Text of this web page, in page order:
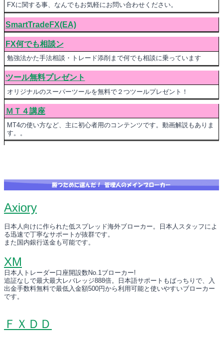
FXに関する事、なんでもお気軽にお問い合わせください。
SmartTradeFX(EA)
FX何でも相談ン
勉強法かた手法相談・トレード添削まで何でも相談に乗っています
ツール無料プレゼント
オリジナルのスーパーツールを無料で２つツールプレゼント！
ＭＴ４講座
MT4の使い方など、主に初心者用のコンテンツです。動画解説もありま
す。。
Axiory
日本人向けに作られた低スプレッド海外ブローカー。日本人スタッフによ
る迅速で丁寧なサポートが抜群です。
また国内銀行送金も可能です。
XM
日本人トレーダー口座開設数No.1ブローカー!
追証なしで最大最大レバレッジ888倍。日本語サポートもばっちりで、入
出金手数料無料で最低入金額500円から利用可能と使いやすいブローカー
です。
ＦＸＤＤ